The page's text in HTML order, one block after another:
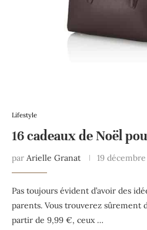
Lifestyle
16 cadeaux de Noël
par Arielle Granat 19 décembre
Pas toujours évident d’avoir des
parents. Vous trouverez sûrement
partir de 9,99 €, ceux …